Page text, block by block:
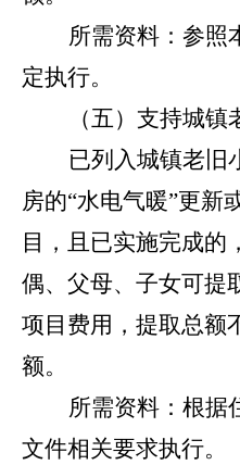
所需资料：参照
定执行。
（五）支持城
已列入城镇老旧
房的“水电气暖”更新
目，且已实施完成的
偶、父母、子女可提
项目费用，提取总额
额。
所需资料：根据
文件相关要求执行。